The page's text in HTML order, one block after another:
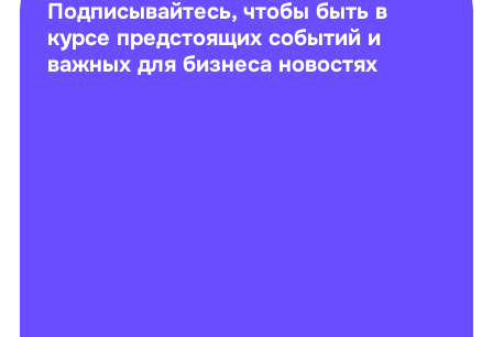
Подписывайтесь, чтобы быть в
курсе предстоящих событий и
важных для бизнеса новостях